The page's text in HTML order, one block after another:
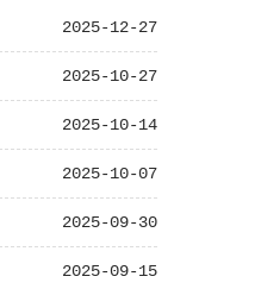
2025-12-27
2025-10-27
2025-10-14
2025-10-07
2025-09-30
2025-09-15